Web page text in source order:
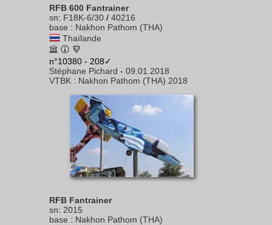
RFB 600 Fantrainer
sn: F18K-6/30 / 40216
base : Nakhon Pathom (THA)
Thaïlande
n°10380 - 208✓
Stéphane Pichard - 09.01.2018
VTBK : Nakhon Pathom (THA) 2018
RFB Fantrainer
sn: 2015
base : Nakhon Pathom (THA)